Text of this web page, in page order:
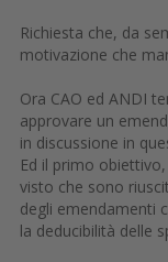
Richiesta che, da
motivazione che
Ora CAO ed ANDI
approvare un
in discussione in
Ed il primo
visto che sono
degli emendamenti
la deducibilità delle